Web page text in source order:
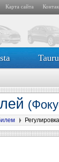
Карта сайта